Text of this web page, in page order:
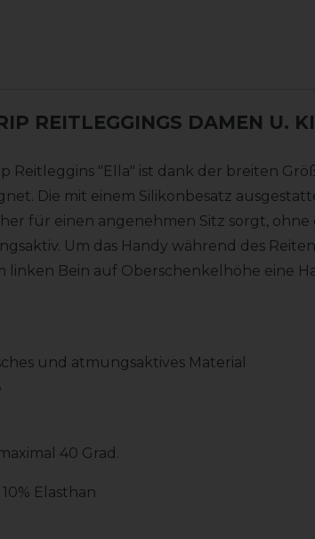
REITLEGGINGS DAMEN U.
Reitleggins "Ella" ist dank der breiten
Die mit einem Silikonbesatz
für einen angenehmen Sitz sorgt, ohne
Um das Handy während des
linken Bein auf Oberschenkelhöhe eine
und atmungsaktives Material
40 Grad.
Elasthan